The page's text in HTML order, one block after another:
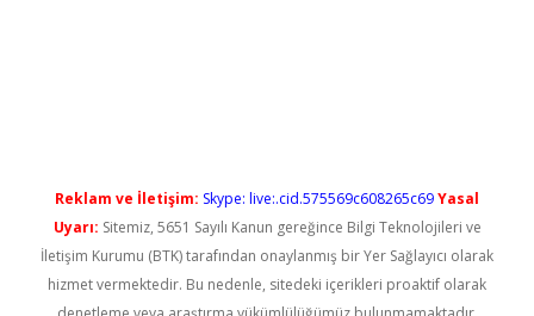
Reklam ve İletişim: Skype: live:.cid.575569c608265c69Yasal
Uyarı: Sitemiz, 5651 Sayılı Kanun gereğince Bilgi Teknolojileri ve
İletişim Kurumu (BTK) tarafından onaylanmış bir Yer Sağlayıcı olarak
hizmet vermektedir. Bu nedenle, sitedeki içerikleri proaktif olarak